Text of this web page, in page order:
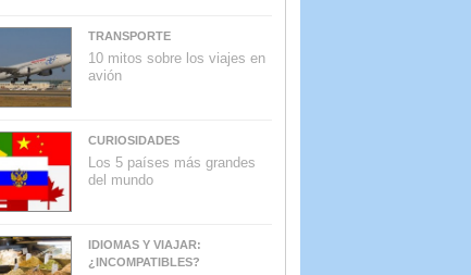
TRANSPORTE
10 mitos sobre los viajes en
avión
CURIOSIDADES
Los 5 países más grandes
del mundo
IDIOMAS Y VIAJAR:
¿INCOMPATIBLES?